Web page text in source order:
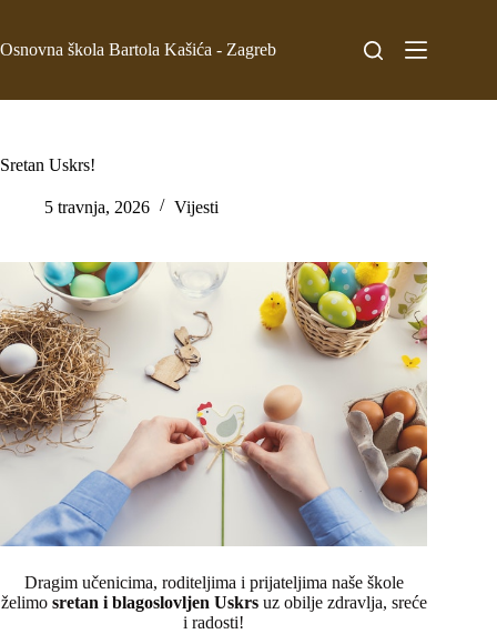
Osnovna škola Bartola Kašića - Zagreb
Sretan Uskrs!
5 travnja, 2026 Vijesti
Dragim učenicima, roditeljima i prijateljima naše škole
želimo sretan i blagoslovljen Uskrsuz obilje zdravlja, sreće
i radosti!